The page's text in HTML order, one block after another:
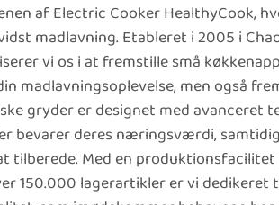
af Electric Cooker HealthyCook,
madlavning. Etableret i 2005 i
vi os i at fremstille små
madlavningsoplevelse, men også
gryder er designet med avanceret
bevarer deres næringsværdi,
tilberede. Med en
150.000 lagerartikler er vi dedikeret